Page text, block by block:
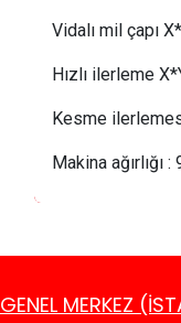
Vidalı mil çapı
Hızlı ilerleme
Kesme
Makina ağırlığı :
GENEL MERKEZ